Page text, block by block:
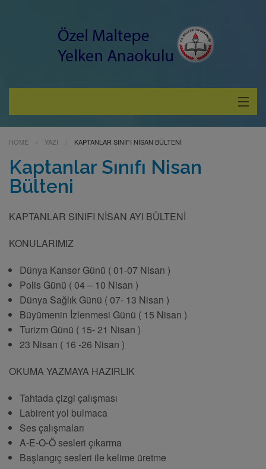
Hakkımızda
Hizmetlerimiz
Çocuklara Özel
Velilerimize Özel
HOME YAZI KAPTANLAR SINIFI NISAN BÜLTENI
Kaptanlar Sınıfı Nisan
Bülteni
KAPTANLAR SINIFI NİSAN AYI BÜLTENİ
KONULARIMIZ
Dünya Kanser Günü ( 01-07 Nisan )
Polis Günü ( 04 – 10 Nisan )
Dünya Sağlık Günü ( 07- 13 Nisan )
Büyümenin İzlenmesi Günü ( 15 Nisan )
Turizm Günü ( 15- 21 Nisan )
23 Nisan ( 16 -26 Nisan )
OKUMA YAZMAYA HAZIRLIK
Tahtada çizgi çalışması
Labirent yol bulmaca
Ses çalışmaları
A-E-O-Ö sesleri çıkarma
Başlangıç sesleri ile kelime üretme